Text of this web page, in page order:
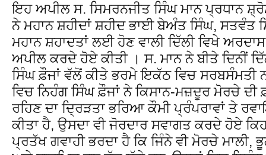
ਇਹ ਅਪੀਲ ਸ. ਸਿਮਰਨਜੀਤ ਸਿੰਘ ਮਾਨ ਪ੍ਰਧਾਨ
ਨੇ ਮਹਾਨ ਸ਼ਹੀਦਾਂ ਸ਼ਹੀਦ ਭਾਈ ਬੇਅੰਤ ਸਿੰਘ, ਸਤਵੰਤ
ਮਹਾਨ ਸ਼ਹਾਦਤਾਂ ਲਈ ਹੋਣ ਵਾਲੀ ਦਿੱਲੀ ਵਿਖੇ
ਅਪੀਲ ਕਰਦੇ ਹੋਏ ਕੀਤੀ । ਸ. ਮਾਨ ਨੇ ਬੀਤੇ ਦਿਨੀਂ
ਸਿੰਘ ਫ਼ੌਜਾਂ ਵੱਲੋਂ ਕੀਤੇ ਭਰਮੇ ਇਕੱਠ ਵਿਚ ਸਰਬਸੰਮਤੀ
ਵਿਚ ਨਿਹੰਗ ਸਿੰਘ ਫ਼ੌਜਾਂ ਨੇ ਕਿਸਾਨ-ਮਜ਼ਦੂਰ ਮੋਰਚੇ ਦੀ
ਰਹਿਣ ਦਾ ਦ੍ਰਿੜਤਾ ਭਰਿਆ ਕੌਮੀ ਪ੍ਰੰਪਰਾਵਾਂ ਤੇ
ਕੀਤਾ ਹੈ, ਉਸਦਾ ਵੀ ਜੋਰਦਾਰ ਸਵਾਗਤ ਕਰਦੇ ਹੋਏ
ਪ੍ਰਤੱਖ ਗਵਾਹੀ ਭਰਦਾ ਹੈ ਕਿ ਜਿੰਨੇ ਵੀ ਮੋਰਚੇ ਮਾਲੀ,